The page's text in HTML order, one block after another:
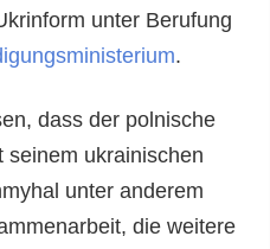
unter Berufung
.
dass der polnische
seinem ukrainischen
unter anderem
die weitere